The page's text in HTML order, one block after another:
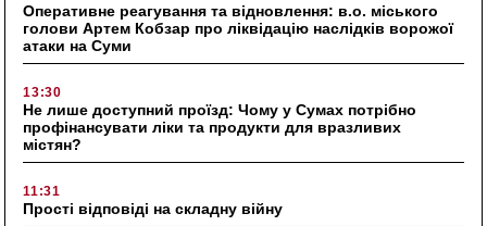
Оперативне реагування та відновлення: в.о. міського
голови Артем Кобзар про ліквідацію наслідків ворожої
атаки на Суми
13:30
Не лише доступний проїзд: Чому у Сумах потрібно
профінансувати ліки та продукти для вразливих
містян?
11:31
Прості відповіді на складну війну